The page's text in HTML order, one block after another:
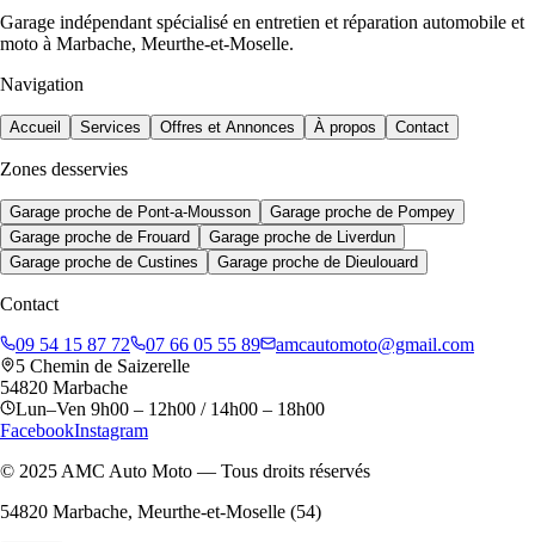
Garage indépendant spécialisé en entretien et réparation automobile et
moto à Marbache, Meurthe-et-Moselle.
Navigation
Accueil Services Offres et Annonces À propos Contact
Zones desservies
Garage proche de Pont-a-Mousson Garage proche de Pompey
Garage proche de Frouard Garage proche de Liverdun
Garage proche de Custines Garage proche de Dieulouard
Contact
09 54 15 87 72
07 66 05 55 89
amcautomoto@gmail.com
5 Chemin de Saizerelle
54820 Marbache
Lun–Ven 9h00 – 12h00 / 14h00 – 18h00
FacebookInstagram
© 2025 AMC Auto Moto — Tous droits réservés
54820 Marbache, Meurthe-et-Moselle (54)